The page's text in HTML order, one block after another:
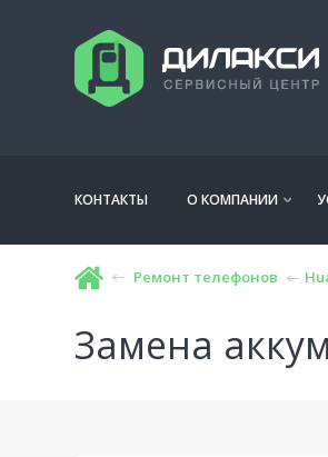
КОНТАКТЫ О КОМПАНИИ
Ремонт телефонов
Замена